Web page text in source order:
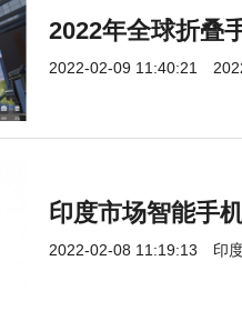
2022年全球折叠
2022-02-09 11:40:21
印度市场智能手
2022-02-08 11:19:13 印